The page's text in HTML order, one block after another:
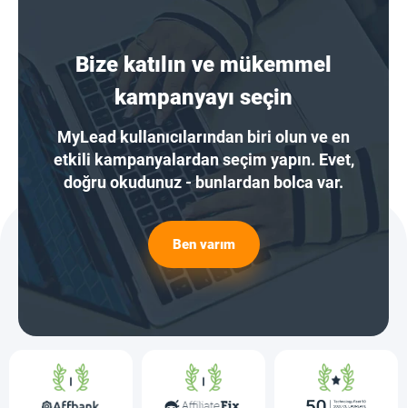
Bize katılın ve mükemmel
kampanyayı seçin
MyLead kullanıcılarından biri olun ve en
etkili kampanyalardan seçim yapın. Evet,
doğru okudunuz - bunlardan bolca var.
Ben varım